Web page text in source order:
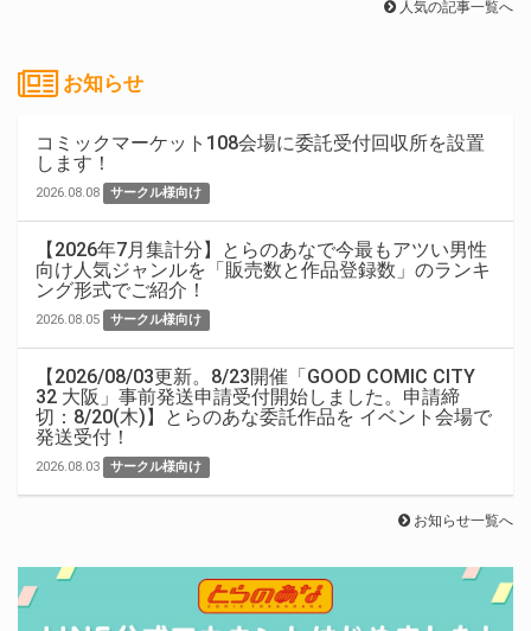
人気の記事一覧へ
お知らせ
コミックマーケット108会場に委託受付回収所を設置
します！
2026.08.08 サークル様向け
【2026年7月集計分】とらのあなで今最もアツい男性
向け人気ジャンルを「販売数と作品登録数」のランキ
ング形式でご紹介！
2026.08.05 サークル様向け
【2026/08/03更新。8/23開催「GOOD COMIC CITY
32 大阪」事前発送申請受付開始しました。申請締
切：8/20(木)】とらのあな委託作品を イベント会場で
発送受付！
2026.08.03 サークル様向け
お知らせ一覧へ